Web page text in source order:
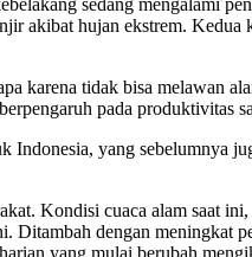
akibat hujan ekstrem.
karena tidak bisa melawan
pada produktivitas
yang sebelumnya
Kondisi cuaca alam saat
dengan meningkat
yang mulai berubah